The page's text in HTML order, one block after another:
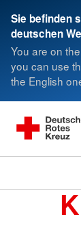
Sie befinden
deutschen
You are on
you can use
the English